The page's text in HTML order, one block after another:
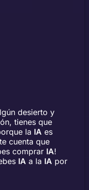
desierto y
tienes que
la IA es
cuenta que
comprar IA!
IA a la IA por